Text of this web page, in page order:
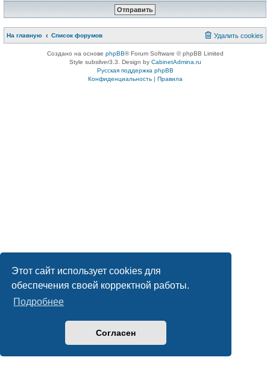
Этот сайт использует cookies для
обеспечения своей корректной работы.
Подробнее
Согласен
На главную Список форумов Удалить cookies
Создано на основе phpBB® Forum Software © phpBB Limited
Style subsilver3.3. Design by CabinetAdmina.ru
Русская поддержка phpBB
Конфиденциальность| Правила